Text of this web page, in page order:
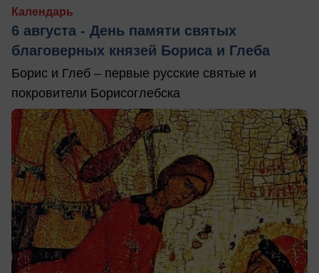
Календарь
6 августа - День памяти святых
благоверных князей Бориса и Глеба
Борис и Глеб – первые русские святые и
покровители Борисоглебска